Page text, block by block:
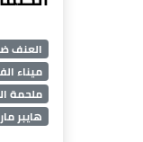
العنف
ميناء
ملحمة
هايبر